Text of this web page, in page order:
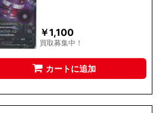
￥1,100
買取募集中！
カートに追加